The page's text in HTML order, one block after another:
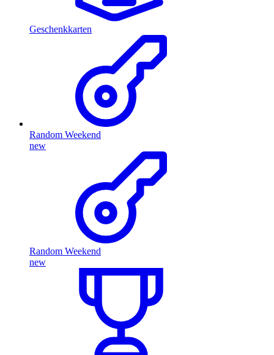
Geschenkkarten
Random Weekend
new
Random Weekend
new